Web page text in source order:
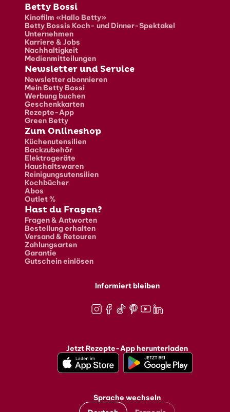
Fusszeile
Betty Bossi
Kinofilm «Hallo Betty»
Betty Bossis Koch- und Dinner-Spektakel
Unternehmen
Karriere & Jobs
Nachhaltigkeit
Medienmitteilungen
Newsletter und Service
Newsletter abonnieren
Mein Betty Bossi
Werbung buchen
Geschenkkarten
Rezepte-App
Green Betty
Zum Onlineshop
Küchenutensilien
Backzubehör
Elektrogeräte
Haushaltswaren
Reinigungsutensilien
Kochbücher
Abos
Outlet %
Hast du Fragen?
Fragen & Antworten
Bestellung erhalten
Versand & Retouren
Zahlungsarten
Garantie
Gutschein einlösen
Informiert bleiben
Jetzt Rezepte-App herunterladen
Sprache wechseln